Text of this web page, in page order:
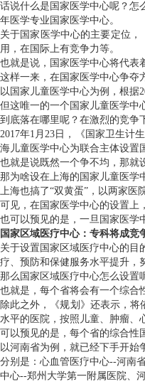
话说什么是国家医学中心呢？怎
年医学专业国家医学中心。
关于国家医学中心的主要定位
用，在国际上有竞争力等。
也就是说，国家医学中心将代表
这样一来，在国家医学中心争夺
以国家儿童医学中心为例，根据
但这唯一的一个国家儿童医学中
到底落在哪里呢？在激烈的竞争
2017年1月23日，《国家卫生计
海儿童医学中心为联合主体设置
也就是说既然一个争不均，那就
那为啥设在上海的国家儿童医学
上海也搞了“双黄蛋”，以两家医
可见，在国家医学中心的设置上
也可以预见的是，一旦国家医学
国家区域医疗中心：专科将成竞
关于设置国家区域医疗中心的目
疗、预防和保健服务水平提升，
那么国家区域医疗中心怎么设置
也就是，每个省将会有一个综合
除此之外，《规划》还表示，
水平的医院，按照儿童、肿瘤、
可以预见的是，每个省的综合性
以河南省为例，就已经下手开始
分别是：心血管医疗中心--河南
中心--郑州大学第一附属医院、